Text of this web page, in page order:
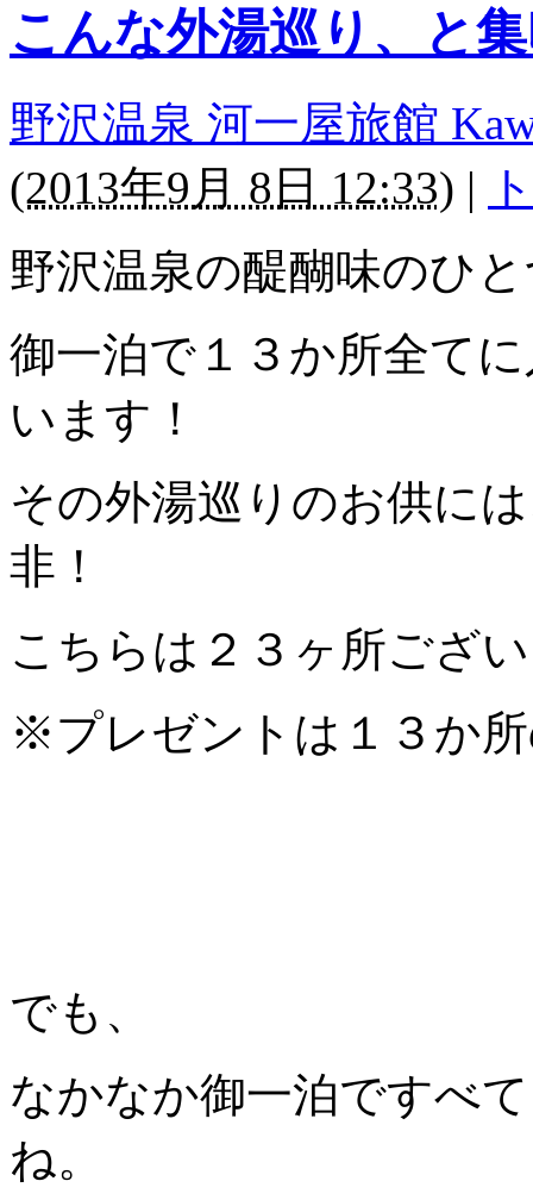
こんな外湯巡り、と
野沢温泉 河一屋旅館
(2013年9月 8日 12:33) |
野沢温泉の醍醐味のひ
御一泊で１３か所全て
います！
その外湯巡りのお供に
非！
こちらは２３ヶ所ござ
※プレゼントは１３か
でも、
なかなか御一泊ですべ
ね。